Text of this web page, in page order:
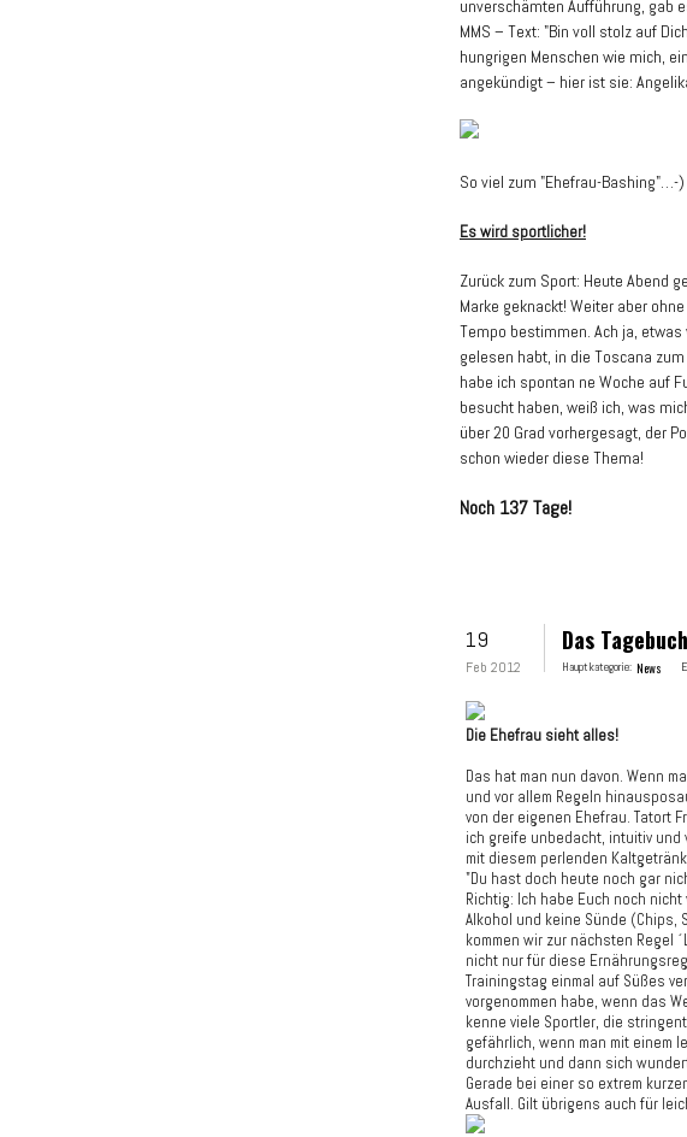
unverschämten Aufführung, gab
MMS – Text: "Bin voll stolz auf
hungrigen Menschen wie mich,
angekündigt – hier ist sie:
So viel zum "Ehefrau-Bashing"…-)
Es wird sportlicher!
Zurück zum Sport: Heute Abend
Marke geknackt! Weiter aber
Tempo bestimmen. Ach ja,
gelesen habt, in die Toscana
habe ich spontan ne Woche auf
besucht haben, weiß ich, was
über 20 Grad vorhergesagt, der
schon wieder diese Thema!
Noch 137 Tage!
19
Feb 2012
Das
Hauptkategorie: News
Die Ehefrau sieht alles!
Das hat man nun davon. Wenn
und vor allem Regeln
von der eigenen Ehefrau. Tatort
ich greife unbedacht, intuitiv und
mit diesem perlenden
"Du hast doch heute noch gar
Richtig: Ich habe Euch noch
Alkohol und keine Sünde (Chips,
kommen wir zur nächsten Regel
nicht nur für diese
Trainingstag einmal auf Süßes
vorgenommen habe, wenn das
kenne viele Sportler, die
gefährlich, wenn man mit einem
durchzieht und dann sich
Gerade bei einer so extrem
Ausfall. Gilt übrigens auch für